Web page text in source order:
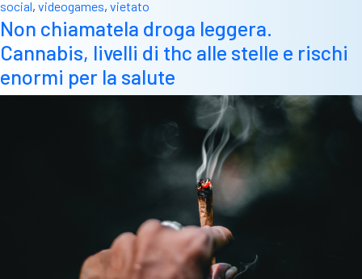
“Rischio
Torniamo
assaporare
vita”
social, videogames, vietato
Non chiamatela droga leggera.
Cannabis, livelli di thc alle stelle e rischi
enormi per la salute